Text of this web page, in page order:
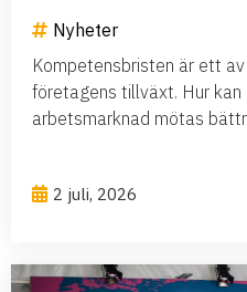
Nyheter
Kompetensbristen är ett
företagens tillväxt. Hur kan
arbetsmarknad mötas
2 juli, 2026